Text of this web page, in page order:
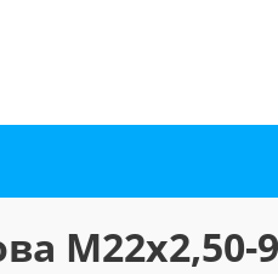
М22x2,50-